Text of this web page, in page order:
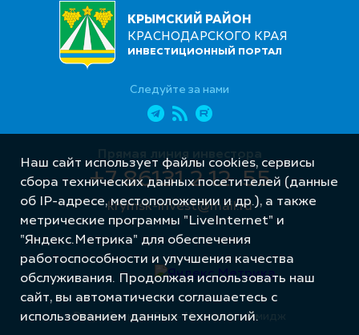
КРЫМСКИЙ РАЙОН
КРАСНОДАРСКОГО КРАЯ
ИНВЕСТИЦИОННЫЙ ПОРТАЛ
Следуйте за нами
Прямая линия инвестора
+7 86131 2 12 55
krymsk-invest@mail.ru
Разработка сайта – Интернет-Имидж
Наш сайт использует файлы cookies, сервисы
сбора технических данных посетителей (данные
об IP-адресе, местоположении и др.), а также
метрические программы "LiveInternet" и
"Яндекс.Метрика" для обеспечения
работоспособности и улучшения качества
обслуживания. Продолжая использовать наш
сайт, вы автоматически соглашаетесь с
использованием данных технологий.